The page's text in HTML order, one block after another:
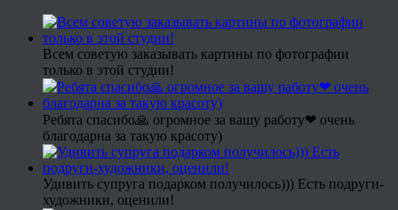
Всем советую заказывать картины по фотографии
только в этой студии!
Ребята спасибо🙏 огромное за вашу работу❤ очень
благодарна за такую красоту)
Удивить супруга подарком получилось))) Есть подруги-
художники, оценили!